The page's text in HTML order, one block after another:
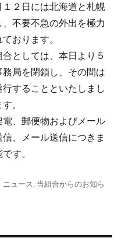
２日には北海道と札幌
不要不急の外出を極力
おります。
としては、本日より５
局を閉鎖し、その間は
することといたしまし
。
、郵便物およびメール
、メール送信につきま
す。
カ
ー
ニュース, 当組合からのお知ら